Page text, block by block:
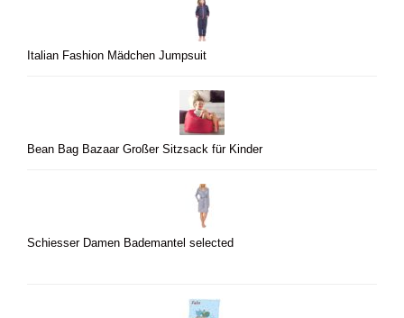
Italian Fashion Mädchen Jumpsuit
Bean Bag Bazaar Großer Sitzsack für Kinder
Schiesser Damen Bademantel selected